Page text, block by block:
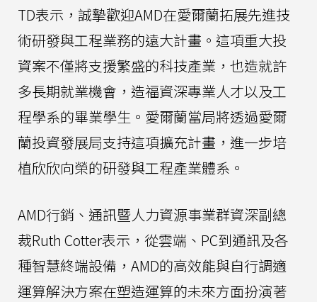
TD表示，誠摯歡迎AMD在愛爾蘭拓展先進技
術研發與工程業務的遠大計畫。這項重大投
資案不僅將支援繁盛的科技產業，也造就許
多長期就業機會，造福資深專業人才以及工
程學系的畢業學生。愛爾蘭當局將透過愛爾
蘭投資發展局支持這項擴充計畫，進一步培
植欣欣向榮的研發與工程產業體系。
AMD行銷、通訊暨人力資源事業群資深副總
裁Ruth Cotter表示，從雲端、PC到通訊及各
種智慧終端設備，AMD的高效能與自行調適
運算解決方案在塑造運算的未來方面扮演著